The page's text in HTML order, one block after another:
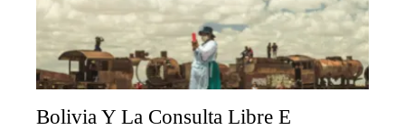
Bolivia Y La Consulta Libre E